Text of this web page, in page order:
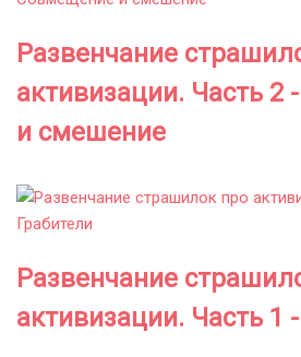
Развенчание
активизации. Часть
и смешение
Развенчание
активизации. Часть 1